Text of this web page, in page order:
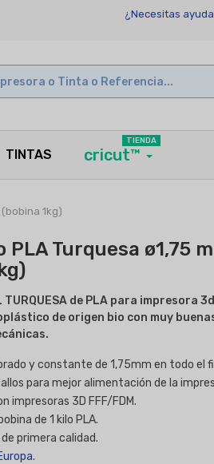
¿Necesitas
TINTAS cricut™
TIENDA
1kg)
PLA Turquesa ø1,75
TURQUESA de PLA para impresora
de origen bio con muy
y constante de 1,75mm en todo el
para mejor alimentación de la
impresoras 3D FFF/FDM.
de 1 kilo PLA.
primera calidad.
.